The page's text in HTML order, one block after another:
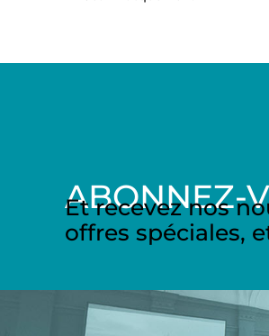
ABONNEZ-
Et recevez nos
offres spéciales,